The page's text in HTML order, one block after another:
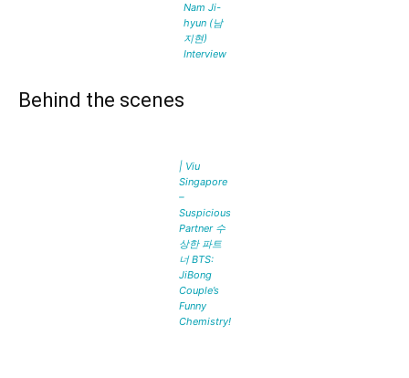
Nam Ji-
hyun (남
지현)
Interview
Behind the scenes
| Viu
Singapore
–
Suspicious
Partner 수
상한 파트
너 BTS:
JiBong
Couple’s
Funny
Chemistry!